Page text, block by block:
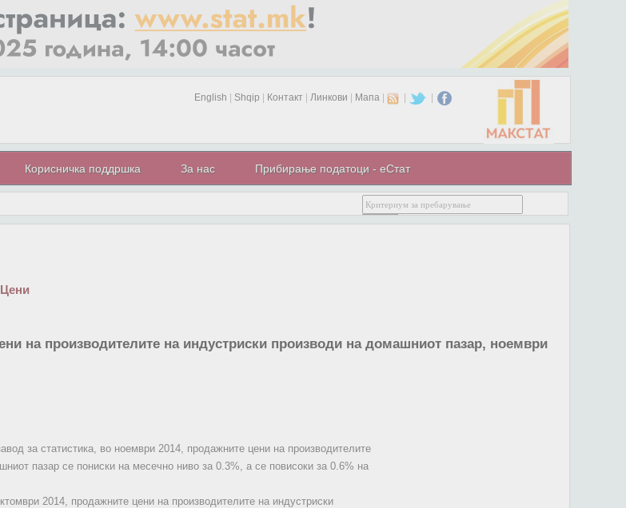
English Shqip Контакт Линкови Мапа| | |
Корисничка поддршка За нас Прибирање податоци - еСтат
Цени
на производителите на индустриски производи на домашниот пазар, ноември
за статистика, во ноември 2014, продажните цени на производителите
пазар се пониски на месечно ниво за 0.3%, а се повисоки за 0.6% на
2014, продажните цени на производителите на индустриски